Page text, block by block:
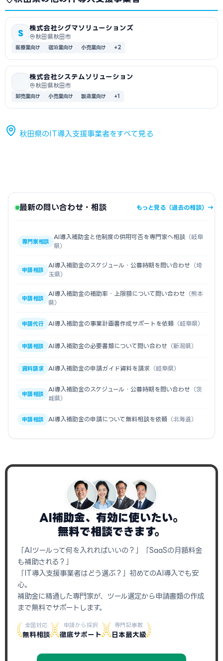
S
株式会社シグマソリューションズ
秋田県秋田市
医療業向け 宿泊業向け 小売業向け +2
株式会社システムソリューション
秋田県秋田市
卸売業向け 小売業向け 製造業向け +1
秋田県のIT導入支援事業者をすべて見る
最新の問い合わせ・相談 もっと見る（過去の相談）→
専門家相談
AI導入補助金と他制度の併用可否を専門家へ相談 （岐阜
県）
申請相談
AI導入補助金のスケジュール・公募時期を問い合わせ （埼
玉県）
申請相談
AI導入補助金の補助率・上限額について問い合わせ （熊本
県）
申請代行 AI導入補助金の事業計画書作成サポートを依頼 （岐阜県）
申請相談 AI導入補助金の必要書類について問い合わせ （新潟県）
資料請求 AI導入補助金の申請ガイド資料を請求 （岐阜県）
申請相談
AI導入補助金のスケジュール・公募時期を問い合わせ （茨
城県）
申請相談 AI導入補助金の申請について無料相談を依頼 （北海道）
AI補助金、有効に使いたい。
無料で相談できます。
「AIツールって何を入れればいいの？」「SaaSの月額料金
も補助される？」
「IT導入支援事業者はどう選ぶ？」初めてのAI導入でも安
心。
補助金に精通した専門家が、ツール選定から申請書類の作成
まで無料でサポートします。
全国対応
無料相談
申請から採択
徹底サポート
専門記事数
日本最大級